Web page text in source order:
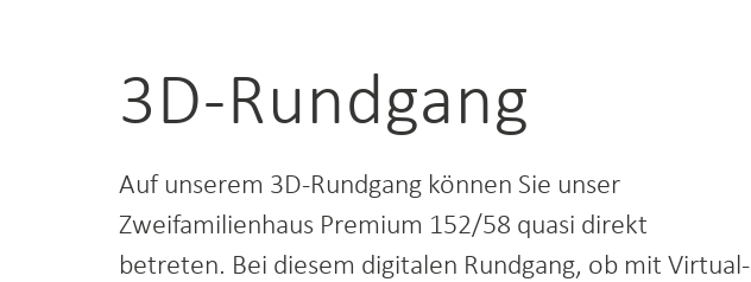
3D-Rundgang
Auf unserem 3D-Rundgang können Sie unser
Zweifamilienhaus Premium 152/58 quasi direkt
betreten. Bei diesem digitalen Rundgang, ob mit Virtual-